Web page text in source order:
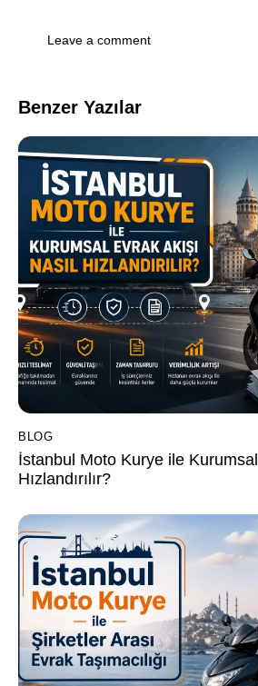
Benzer Yazılar
BLOG
İstanbul Moto Kurye ile Kurumsal
Hızlandırılır?